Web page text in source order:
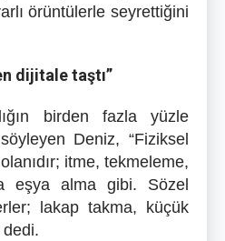
örüntülerle seyrettiğini
dijitale taştı”
birden fazla yüzle
söyleyen Deniz, “Fiziksel
itme, tekmeleme,
eşya alma gibi. Sözel
lakap takma, küçük